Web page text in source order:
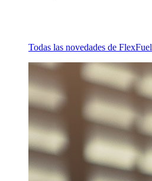
Todas las novedades de FlexFuel